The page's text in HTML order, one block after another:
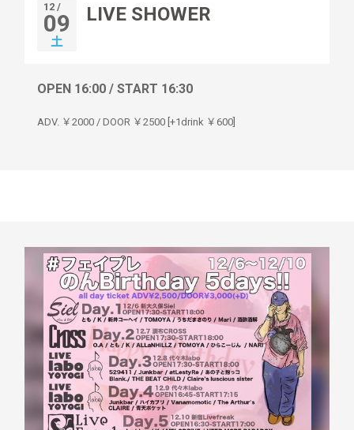
12 /
09
土
LIVE SHOWER
OPEN 16:00 / START 16:30
ADV. ￥2000 / DOOR ￥2500 [+1drink ￥600]